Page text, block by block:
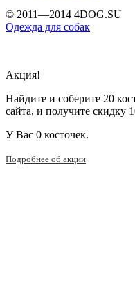
© 2011—2014 4DOG.SU
Одежда для собак
Акция!
Найдите и соберите 20
сайта, и получите скидку
У Вас 0 косточек.
Подробнее об акции